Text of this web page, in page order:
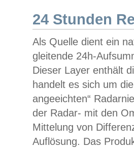
24 Stunden
Als Quelle dient ein
gleitende 24h-
Dieser Layer enthält
handelt es sich um
angeeichten“
der Radar- mit den
Mittelung von
Auflösung. Das